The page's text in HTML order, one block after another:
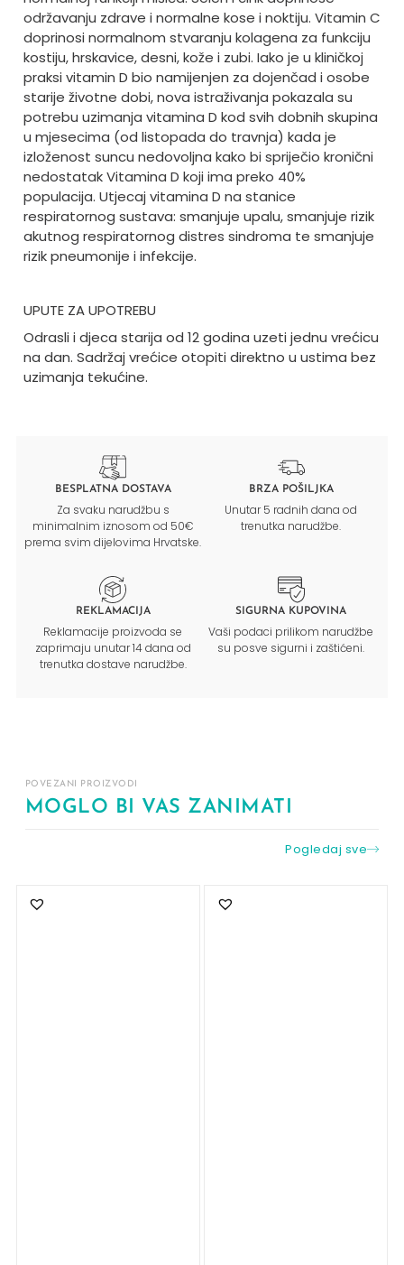
održavanju zdrave i normalne kose i noktiju. Vitamin C
doprinosi normalnom stvaranju kolagena za funkciju
kostiju, hrskavice, desni, kože i zubi. Iako je u kliničkoj
praksi vitamin D bio namijenjen za dojenčad i osobe
starije životne dobi, nova istraživanja pokazala su
potrebu uzimanja vitamina D kod svih dobnih skupina
u mjesecima (od listopada do travnja) kada je
izloženost suncu nedovoljna kako bi spriječio kronični
nedostatak Vitamina D koji ima preko 40%
populacija. Utjecaj vitamina D na stanice
respiratornog sustava: smanjuje upalu, smanjuje rizik
akutnog respiratornog distres sindroma te smanjuje
rizik pneumonije i infekcije.
UPUTE ZA UPOTREBU
Odrasli i djeca starija od 12 godina uzeti jednu vrećicu
na dan. Sadržaj vrećice otopiti direktno u ustima bez
uzimanja tekućine.
BESPLATNA DOSTAVA
Za svaku narudžbu s
minimalnim iznosom od 50€
prema svim dijelovima Hrvatske.
BRZA POŠILJKA
Unutar 5 radnih dana od
trenutka narudžbe.
REKLAMACIJA
Reklamacije proizvoda se
zaprimaju unutar 14 dana od
trenutka dostave narudžbe.
SIGURNA KUPOVINA
Vaši podaci prilikom narudžbe
su posve sigurni i zaštićeni.
POVEZANI PROIZVODI
MOGLO BI VAS ZANIMATI
Pogledaj sve